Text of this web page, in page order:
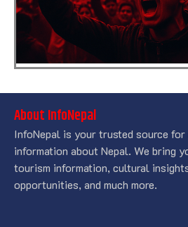
About InfoNepal
InfoNepal is your trusted source for
information about Nepal. We bring
tourism information, cultural
opportunities, and much more.